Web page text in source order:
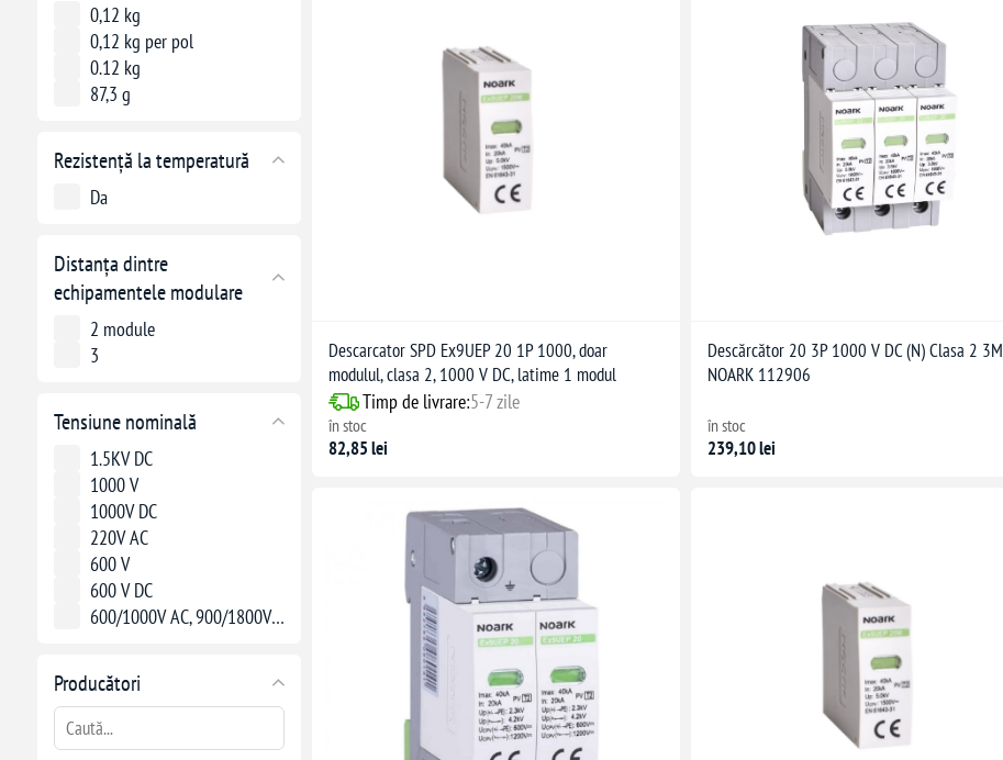
0,12 kg
0,12 kg per pol
0.12 kg
87,3 g
Rezistență la temperatură
Da
Distanța dintre
echipamentele modulare
2 module
3
Tensiune nominală
1.5KV DC
1000 V
1000V DC
220V AC
600 V
600 V DC
600/1000V AC, 900/1800V DC
Producători
Descarcator SPD Ex9UEP 20 1P 1000, doar
modulul, clasa 2, 1000 V DC, latime 1 modul
Timp de livrare:5-7 zile
în stoc
82,85 lei
Descărcător 20 3P 1000 V DC (N) Clasa 2 3M
NOARK 112906
în stoc
239,10 lei